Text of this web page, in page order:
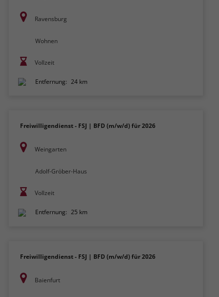
Ravensburg
Wohnen
Vollzeit
Entfernung: 24 km
Freiwilligendienst - FSJ | BFD (m/w/d) für 2026
Weingarten
Adolf-Gröber-Haus
Vollzeit
Entfernung: 25 km
Freiwilligendienst - FSJ | BFD (m/w/d) für 2026
Baienfurt